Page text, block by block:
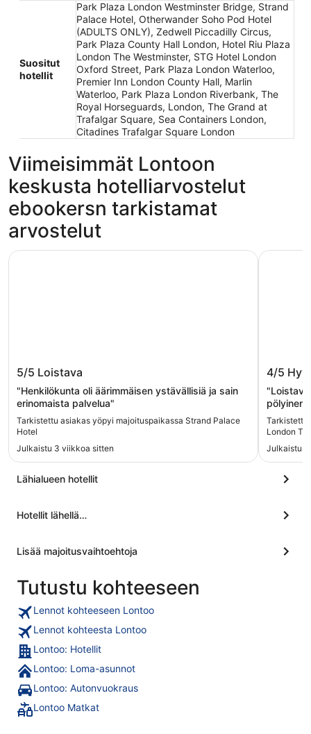
Suositut
hotellit
Park Plaza London Westminster Bridge, Strand
Palace Hotel, Otherwander Soho Pod Hotel
(ADULTS ONLY), Zedwell Piccadilly Circus,
Park Plaza County Hall London, Hotel Riu Plaza
London The Westminster, STG Hotel London
Oxford Street, Park Plaza London Waterloo,
Premier Inn London County Hall, Marlin
Waterloo, Park Plaza London Riverbank, The
Royal Horseguards, London, The Grand at
Trafalgar Square, Sea Containers London,
Citadines Trafalgar Square London
Viimeisimmät Lontoon
keskusta hotelliarvostelut
ebookersn tarkistamat
arvostelut
Strand Palace Hotel
5/5 Loistava
"Henkilökunta oli äärimmäisen ystävällisiä ja sain
erinomaista palvelua"
Tarkistettu asiakas yöpyi majoituspaikassa Strand Palace
Hotel
Julkaistu 3 viikkoa sitten
Strand Palace Hotel
Hotel
4/5
"Loistava
pölyinen."
Tarkistettu
London
Julkaistu
Hotel Riu
Lähialueen hotellit
Hotellit lähellä…
Lisää majoitusvaihtoehtoja
Tutustu kohteeseen
Lennot kohteeseen Lontoo
Lennot kohteesta Lontoo
Lontoo: Hotellit
Lontoo: Loma-asunnot
Lontoo: Autonvuokraus
Lontoo Matkat